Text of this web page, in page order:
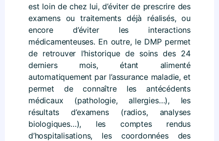
est loin de chez lui, d’éviter de prescrire des
examens ou traitements déjà réalisés, ou
encore d’éviter les interactions
médicamenteuses. En outre, le DMP permet
de retrouver l’historique de soins des 24
derniers mois, étant alimenté
automatiquement par l’assurance maladie, et
permet de connaître les antécédents
médicaux (pathologie, allergies…), les
résultats d’examens (radios, analyses
biologiques…), les comptes rendus
d’hospitalisations, les coordonnées des